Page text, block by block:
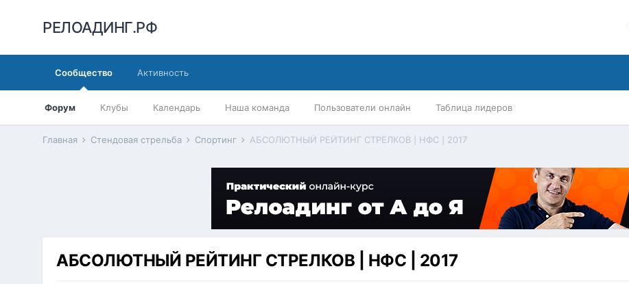
РЕЛОАДИНГ.РФ
Сообщество
Форум Клубы Календарь Наша команда Пользователи онлайн Таблица лидеров
Активность
Главная Стендовая стрельба Спортинг АБСОЛЮТНЫЙ РЕЙТИНГ СТРЕЛКОВ | НФС | 2017
АБСОЛЮТНЫЙ РЕЙТИНГ СТРЕЛКОВ | НФС | 2017